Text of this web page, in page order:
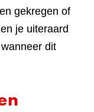
gekregen of
je uiteraard
dit